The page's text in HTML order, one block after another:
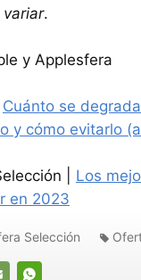
.
y Applesfera
Cuánto se
y cómo evitarlo
| Los
en 2023
Selección